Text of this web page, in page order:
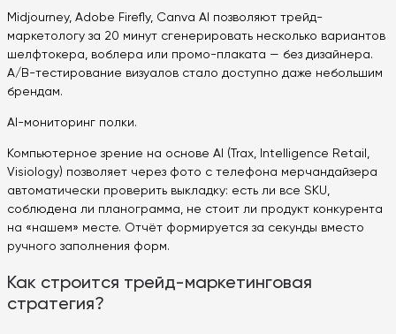
Midjourney, Adobe Firefly, Canva AI позволяют трейд-
маркетологу за 20 минут сгенерировать несколько вариантов
шелфтокера, воблера или промо-плаката — без дизайнера.
A/B-тестирование визуалов стало доступно даже небольшим
брендам.
AI-мониторинг полки.
Компьютерное зрение на основе AI (Trax, Intelligence Retail,
Visiology) позволяет через фото с телефона мерчандайзера
автоматически проверить выкладку: есть ли все SKU,
соблюдена ли планограмма, не стоит ли продукт конкурента
на «нашем» месте. Отчёт формируется за секунды вместо
ручного заполнения форм.
Как строится трейд-маркетинговая
стратегия?